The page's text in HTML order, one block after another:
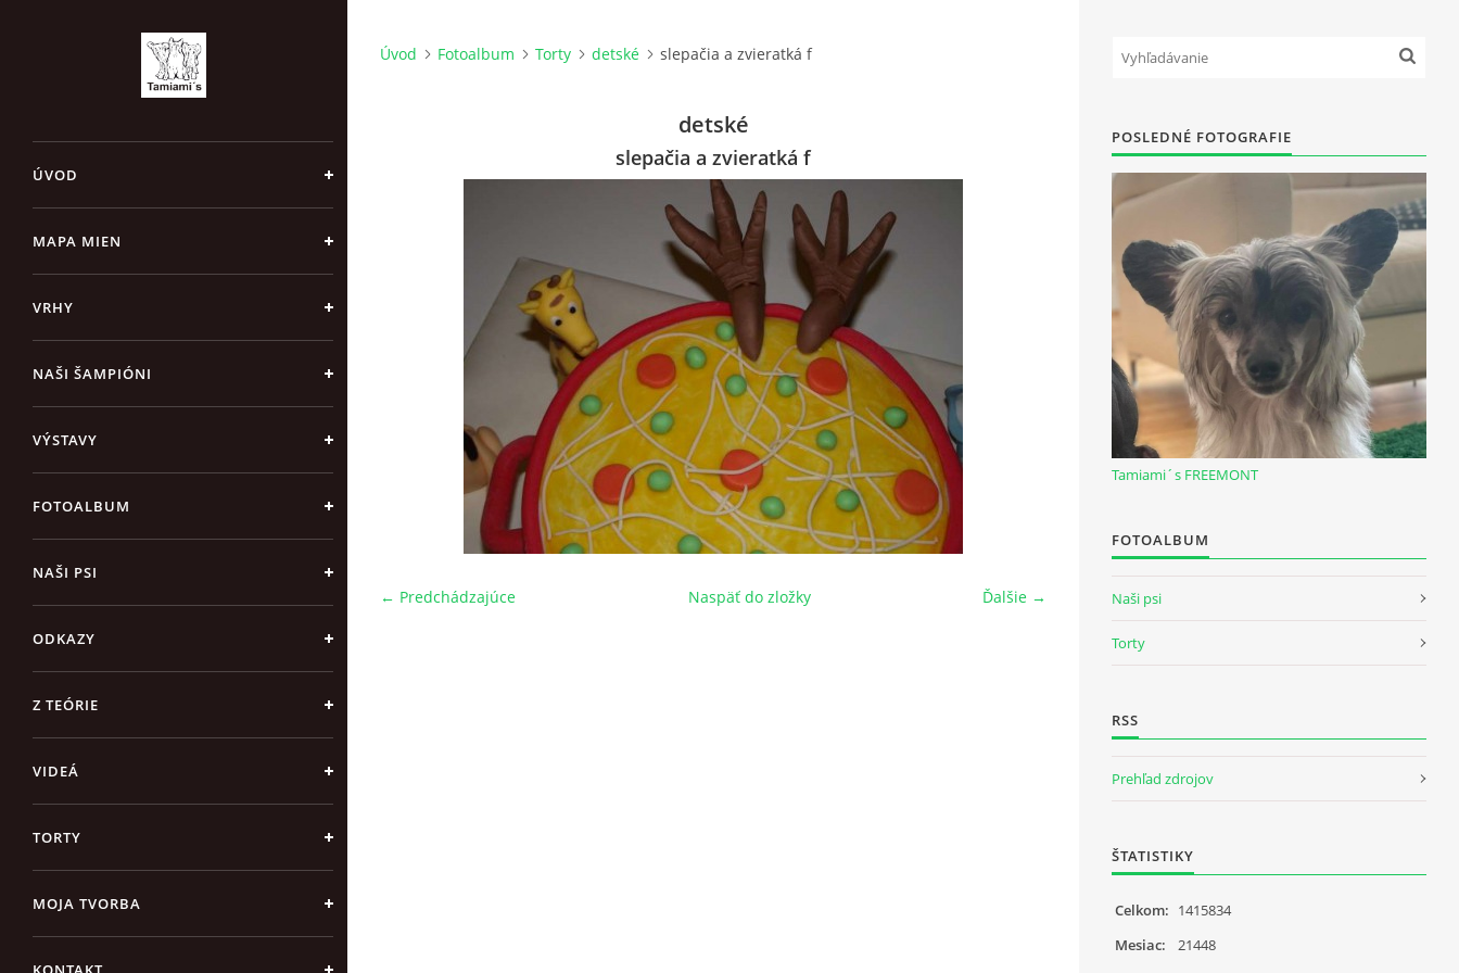
ÚVOD
MAPA MIEN
VRHY
NAŠI ŠAMPIÓNI
VÝSTAVY
FOTOALBUM
NAŠI PSI
ODKAZY
Z TEÓRIE
VIDEÁ
TORTY
MOJA TVORBA
Úvod Fotoalbum Torty detské slepačia a zvieratká f
detské
slepačia a zvieratká f
← Predchádzajúce Ďalšie →
Naspäť do zložky
POSLEDNÉ FOTOGRAFIE
Tamiami´s FREEMONT
FOTOALBUM
Naši psi
Torty
RSS
Prehľad zdrojov
ŠTATISTIKY
Celkom: 1415834
Mesiac:
21448